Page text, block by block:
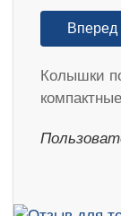
Вперед
Колышки